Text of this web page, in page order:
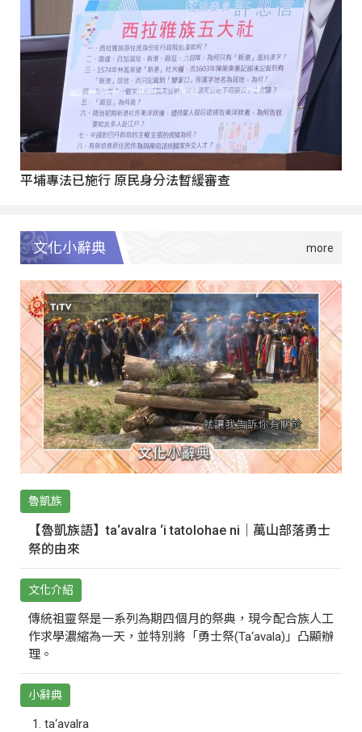
平埔專法已施行 原民身分法暫緩審查
文化小辭典
魯凱族
【魯凱族語】ta‘avalra ‘i tatolohae ni｜萬山部落勇士
祭的由來
文化介紹
傳統祖靈祭是一系列為期四個月的祭典，現今配合族人工
作求學濃縮為一天，並特別將「勇士祭(Ta‘avala)」凸顯辦
理。
小辭典
ta‘avalra